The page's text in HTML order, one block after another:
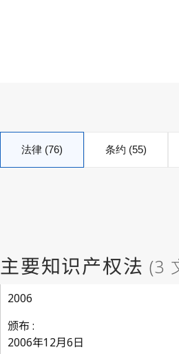
法律 (76) 条约 (55)
2006
颁布 :
2006年12月6日